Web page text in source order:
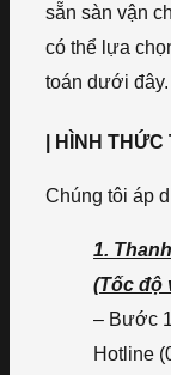
sẵn sàn vận
có thể lựa
toán dưới đây.
| HÌNH
Chúng tôi áp
1.
(Tốc độ
– Bước
Hotline